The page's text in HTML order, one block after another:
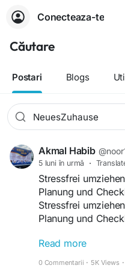
Conecteaza-te
Căutare
Postari Blogs
Akmal Habib
5 luni în urmă ·
Stressfrei
Planung und
Stressfrei
Planung und
Ein Umzug
eine große
Read more
0 Commentarii · 5K Views ·